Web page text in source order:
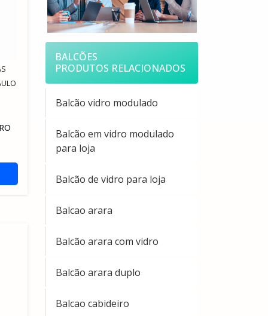
BALCÕES
PRODUTOS RELACIONADOS
Balcão vidro modulado
Balcão em vidro modulado
para loja
Balcão de vidro para loja
Balcao arara
Balcão arara com vidro
Balcão arara duplo
Balcao cabideiro